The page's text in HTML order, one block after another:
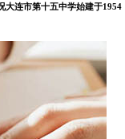
大连市第十五中学始建于1954